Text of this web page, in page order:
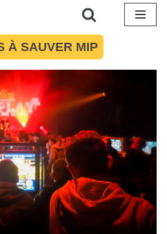
À SAUVER MIP
Loisirs